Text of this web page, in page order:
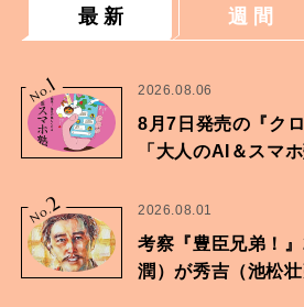
最 新 週 間
No.
1 2026.08.06
8月7日発売の『ク
「大人のAI＆スマホ
No.2 2026.08.01
考察『豊臣兄弟！
潤）が秀吉（池松